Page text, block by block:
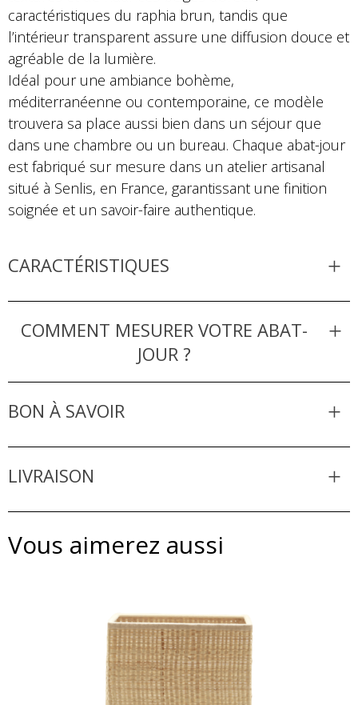
caractéristiques du raphia brun, tandis que
l’intérieur transparent assure une diffusion douce et
agréable de la lumière.
Idéal pour une ambiance bohème,
méditerranéenne ou contemporaine, ce modèle
trouvera sa place aussi bien dans un séjour que
dans une chambre ou un bureau. Chaque abat-jour
est fabriqué sur mesure dans un atelier artisanal
situé à Senlis, en France, garantissant une finition
soignée et un savoir-faire authentique.
CARACTÉRISTIQUES
COMMENT MESURER VOTRE ABAT-
JOUR ?
BON À SAVOIR
LIVRAISON
Vous aimerez aussi